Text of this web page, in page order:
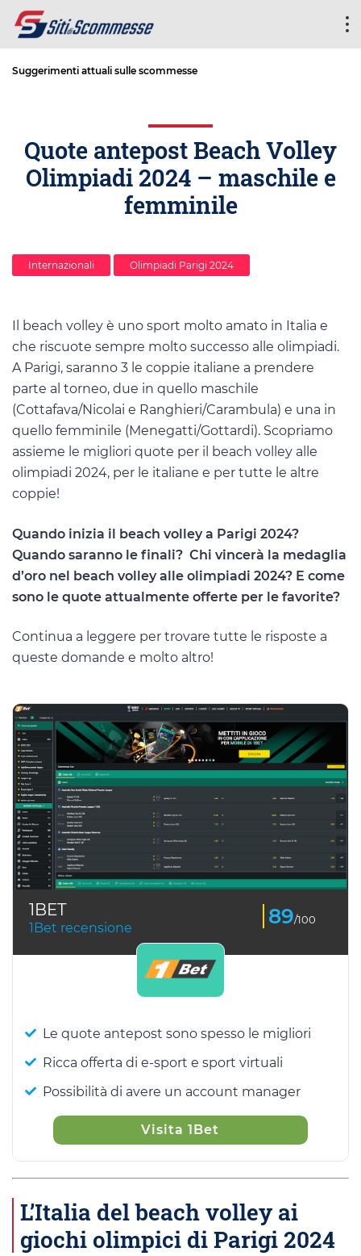
Suggerimenti attuali sulle scommesse
Quote antepost Beach Volley
Olimpiadi 2024 – maschile e
femminile
Internazionali Olimpiadi Parigi 2024
Il beach volley è uno sport molto amato in Italia e
che riscuote sempre molto successo alle olimpiadi.
A Parigi, saranno 3 le coppie italiane a prendere
parte al torneo, due in quello maschile
(Cottafava/Nicolai e Ranghieri/Carambula) e una in
quello femminile (Menegatti/Gottardi). Scopriamo
assieme le migliori quote per il beach volley alle
olimpiadi 2024, per le italiane e per tutte le altre
coppie!
Quando inizia il beach volley a Parigi 2024?
Quando saranno le finali? Chi vincerà la medaglia
d’oro nel beach volley alle olimpiadi 2024? E come
sono le quote attualmente offerte per le favorite?
Continua a leggere per trovare tutte le risposte a
queste domande e molto altro!
1BET
1Bet recensione 89/100
Le quote antepost sono spesso le migliori
Ricca offerta di e-sport e sport virtuali
Possibilità di avere un account manager
Visita 1Bet
L’Italia del beach volley ai
giochi olimpici di Parigi 2024